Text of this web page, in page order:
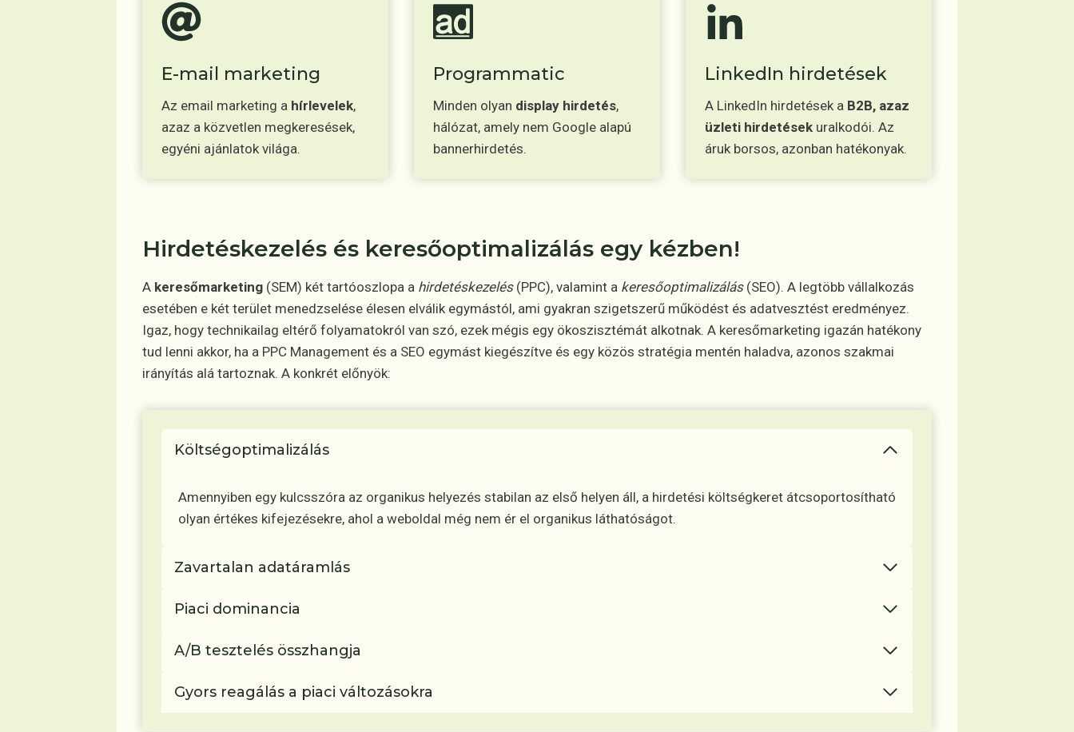
E-mail marketing
Az email marketing a hírlevelek,
azaz a közvetlen megkeresések,
egyéni ajánlatok világa.
Programmatic
Minden olyan display hirdetés,
hálózat, amely nem Google alapú
bannerhirdetés.
LinkedIn hirdetések
A LinkedIn hirdetések a B2B, azaz
üzleti hirdetések uralkodói. Az
áruk borsos, azonban hatékonyak.
Hirdetéskezelés és keresőoptimalizálás egy kézben!
A keresőmarketing (SEM) két tartóoszlopa a hirdetéskezelés (PPC), valamint a keresőoptimalizálás (SEO). A legtöbb vállalkozás
esetében e két terület menedzselése élesen elválik egymástól, ami gyakran szigetszerű működést és adatvesztést eredményez.
Igaz, hogy technikailag eltérő folyamatokról van szó, ezek mégis egy ökoszisztémát alkotnak. A keresőmarketing igazán hatékony
tud lenni akkor, ha a PPC Management és a SEO egymást kiegészítve és egy közös stratégia mentén haladva, azonos szakmai
irányítás alá tartoznak. A konkrét előnyök:
Költségoptimalizálás
Amennyiben egy kulcsszóra az organikus helyezés stabilan az első helyen áll, a hirdetési költségkeret átcsoportosítható
olyan értékes kifejezésekre, ahol a weboldal még nem ér el organikus láthatóságot.
Zavartalan adatáramlás
Piaci dominancia
A/B tesztelés összhangja
Gyors reagálás a piaci változásokra